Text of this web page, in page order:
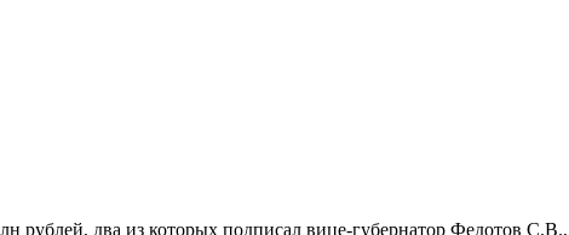
два из которых подписал вице-губернатор Федотов С.В.,